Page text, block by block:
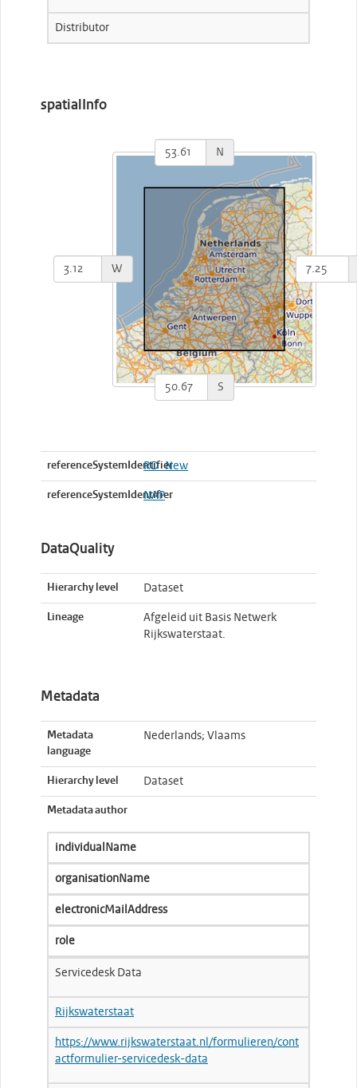
Distributor
spatialInfo
N
S
W
referenceSystemIdentifier
RD_New
referenceSystemIdentifier
NAP
DataQuality
Hierarchy level Dataset
Lineage
Afgeleid uit Basis Netwerk
Rijkswaterstaat.
Metadata
Metadata
language
Nederlands; Vlaams
Hierarchy level Dataset
Metadata author
individualName
organisationName
electronicMailAddress
role
Servicedesk Data
Rijkswaterstaat
https://www.rijkswaterstaat.nl/formulieren/cont
actformulier-servicedesk-data